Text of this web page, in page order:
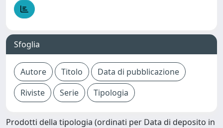
Sfoglia
Prodotti della tipologia (ordinati per Data di deposito in